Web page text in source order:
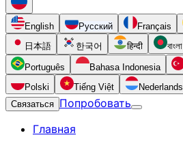
English Русский Français
日本語
한국어 हिन्दी বাংলা
Português Bahasa Indonesia
Polski
Tiếng Việt Nederlands
Связаться Попробовать
Главная